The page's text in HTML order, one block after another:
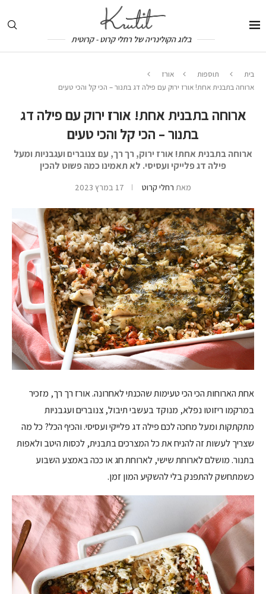
בלוג הקולינריה של רחלי קרוט - קרוטית
בית תוספות
אורז
ארוחה בתבנית אחת! אורז ירוק עם פילה דג בתנור – הכי קל והכי טעים
ארוחה בתבנית אחת! אורז ירוק עם פילה דג
בתנור – הכי קל והכי טעים
ארוחה בתבנית אחת! אורז ירוק, רך רך, עם צנוברים ועגבניות ומעל
פילה דג פלייקי ועסיסי. לא תאמינו כמה פשוט להכין
מאת רחלי קרוט 17 במרץ 2023
אחת הארוחות הכי הכי טעימות שהכנתי לאחרונה. אורז רך רך, מזכיר
במרקמו ריזוטו נפלא, מנוקד בעשבי תיבול, צנוברים ועגבניות
מתקתקות ומעל מחכה לכם פילה דג פלייקי ועסיסי. והכיף הכל? כל מה
שצריך לעשות זה להניח את כל המצרכים בתבנית, לכסות היטב ולאפות
בתנור. מושלם לארוחת שישי, לארוחת חג או ככה באמצע השבוע
כשמתחשק להתפנק בלי להשקיע המון זמן.